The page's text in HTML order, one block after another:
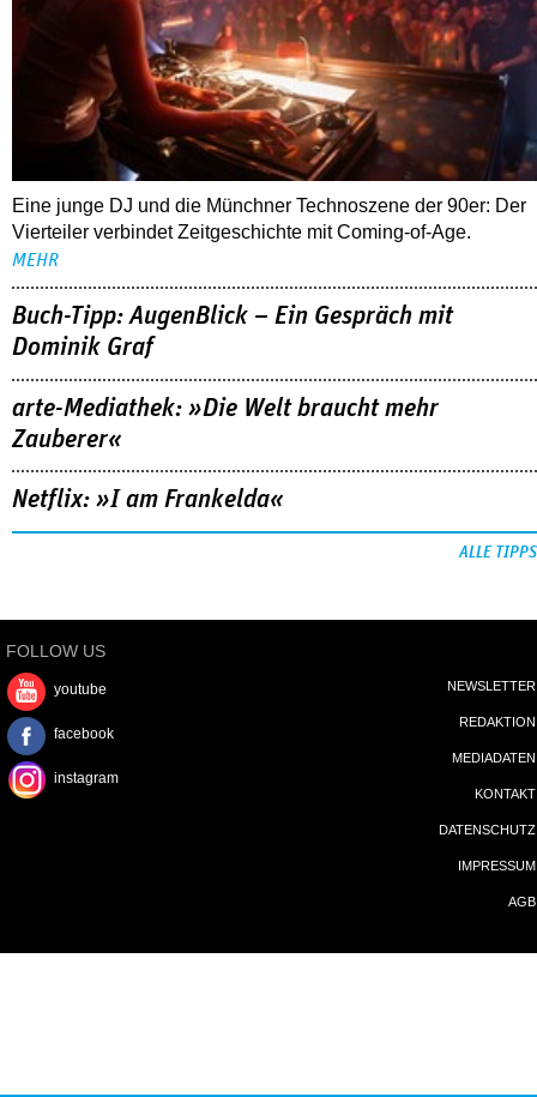
Eine junge DJ und die Münchner Technoszene der 90er: Der
Vierteiler verbindet Zeitgeschichte mit Coming-of-Age.
MEHR
Buch-Tipp: AugenBlick – Ein Gespräch mit
Dominik Graf
arte-Mediathek: »Die Welt braucht mehr
Zauberer«
Netflix: »I am Frankelda«
ALLE TIPPS
FOLLOW US
youtube
facebook
instagram
NEWSLETTER
REDAKTION
MEDIADATEN
KONTAKT
DATENSCHUTZ
IMPRESSUM
AGB